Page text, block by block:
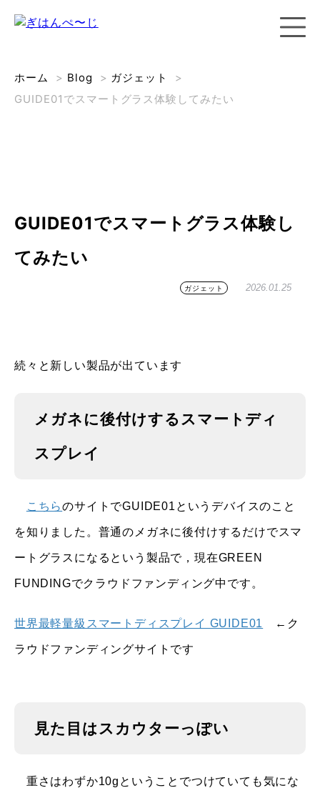
ホーム > Blog > ガジェット
>
GUIDE01でスマートグラス体験してみたい
GUIDE01でスマートグラス体験し
てみたい
ガジェット 2026.01.25
続々と新しい製品が出ています
メガネに後付けするスマートディ
スプレイ
こちらのサイトでGUIDE01というデバイスのこと
を知りました。普通のメガネに後付けするだけでスマ
ートグラスになるという製品で，現在GREEN
FUNDINGでクラウドファンディング中です。
世界最軽量級スマートディスプレイ GUIDE01 ←ク
ラウドファンディングサイトです
見た目はスカウターっぽい
重さはわずか10gということでつけていても気にな